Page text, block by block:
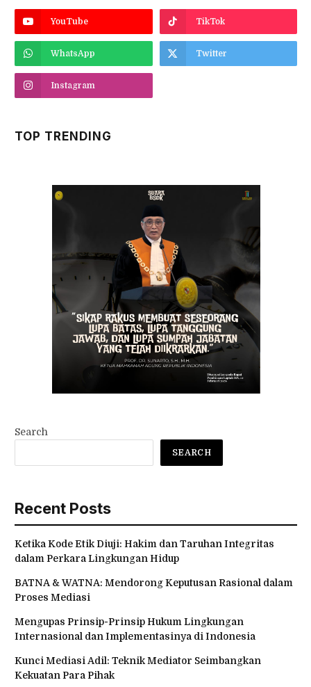
YouTube TikTok
WhatsApp Twitter
Instagram
TOP TRENDING
Search
SEARCH
Recent Posts
Ketika Kode Etik Diuji: Hakim dan Taruhan Integritas
dalam Perkara Lingkungan Hidup
BATNA & WATNA: Mendorong Keputusan Rasional dalam
Proses Mediasi
Mengupas Prinsip-Prinsip Hukum Lingkungan
Internasional dan Implementasinya di Indonesia
Kunci Mediasi Adil: Teknik Mediator Seimbangkan
Kekuatan Para Pihak